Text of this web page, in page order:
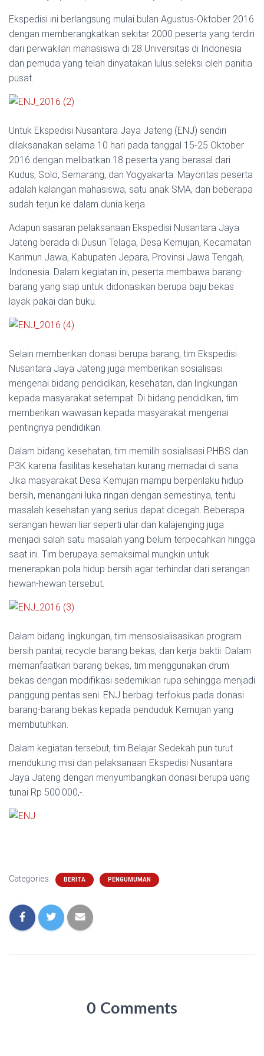
Ekspedisi ini berlangsung mulai bulan Agustus-Oktober 2016
dengan memberangkatkan sekitar 2000 peserta yang terdiri
dari perwakilan mahasiswa di 28 Universitas di Indonesia
dan pemuda yang telah dinyatakan lulus seleksi oleh panitia
pusat.
Untuk Ekspedisi Nusantara Jaya Jateng (ENJ) sendiri
dilaksanakan selama 10 hari pada tanggal 15-25 Oktober
2016 dengan melibatkan 18 peserta yang berasal dari
Kudus, Solo, Semarang, dan Yogyakarta. Mayoritas peserta
adalah kalangan mahasiswa, satu anak SMA, dan beberapa
sudah terjun ke dalam dunia kerja.
Adapun sasaran pelaksanaan Ekspedisi Nusantara Jaya
Jateng berada di Dusun Telaga, Desa Kemujan, Kecamatan
Karimun Jawa, Kabupaten Jepara, Provinsi Jawa Tengah,
Indonesia. Dalam kegiatan ini, peserta membawa barang-
barang yang siap untuk didonasikan berupa baju bekas
layak pakai dan buku.
Selain memberikan donasi berupa barang, tim Ekspedisi
Nusantara Jaya Jateng juga memberikan sosialisasi
mengenai bidang pendidikan, kesehatan, dan lingkungan
kepada masyarakat setempat. Di bidang pendidikan, tim
memberikan wawasan kepada masyarakat mengenai
pentingnya pendidikan.
Dalam bidang kesehatan, tim memilih sosialisasi PHBS dan
P3K karena fasilitas kesehatan kurang memadai di sana.
Jika masyarakat Desa Kemujan mampu berperilaku hidup
bersih, menangani luka ringan dengan semestinya, tentu
masalah kesehatan yang serius dapat dicegah. Beberapa
serangan hewan liar seperti ular dan kalajenging juga
menjadi salah satu masalah yang belum terpecahkan hingga
saat ini. Tim berupaya semaksimal mungkin untuk
menerapkan pola hidup bersih agar terhindar dari serangan
hewan-hewan tersebut.
Dalam bidang lingkungan, tim mensosialisasikan program
bersih pantai, recycle barang bekas, dan kerja baktii. Dalam
memanfaatkan barang bekas, tim menggunakan drum
bekas dengan modifikasi sedemikian rupa sehingga menjadi
panggung pentas seni. ENJ berbagi terfokus pada donasi
barang-barang bekas kepada penduduk Kemujan yang
membutuhkan.
Dalam kegiatan tersebut, tim Belajar Sedekah pun turut
mendukung misi dan pelaksanaan Ekspedisi Nusantara
Jaya Jateng dengan menyumbangkan donasi berupa uang
tunai Rp 500.000,-.
Categories: BERITA PENGUMUMAN
0 Comments